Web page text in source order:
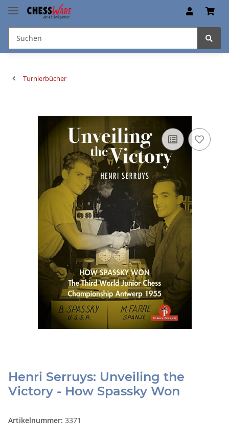
Turnierbücher
Henri Serruys: Unveiling the
Victory - How Spassky Won
Artikelnummer: 3371